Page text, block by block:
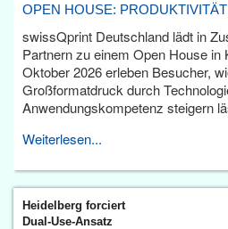
OPEN HOUSE:
swissQprint Deutschland lädt in
Partnern zu einem Open House in
Oktober 2026 erleben Besucher,
Großformatdruck durch
Anwendungskompetenz steigern
Weiterlesen...
Heidelberg forciert
Dual-Use-Ansatz